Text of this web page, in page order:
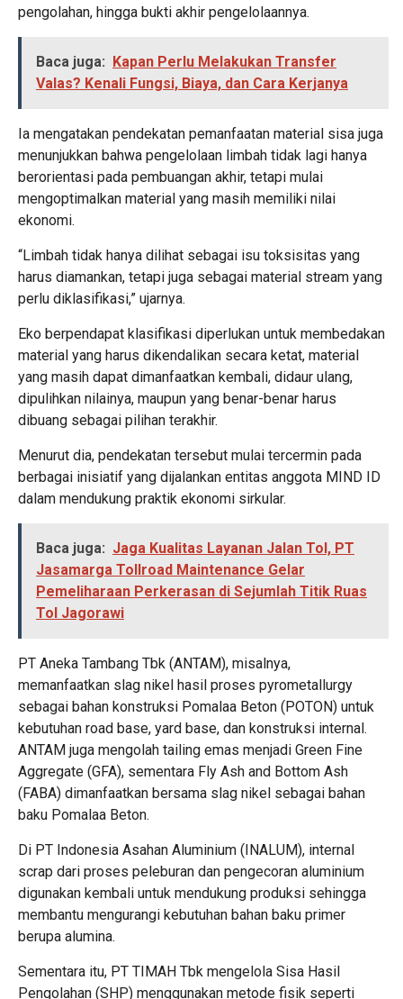
pengolahan, hingga bukti akhir pengelolaannya.
Baca juga: Kapan Perlu Melakukan Transfer
Valas? Kenali Fungsi, Biaya, dan Cara Kerjanya
Ia mengatakan pendekatan pemanfaatan material sisa juga
menunjukkan bahwa pengelolaan limbah tidak lagi hanya
berorientasi pada pembuangan akhir, tetapi mulai
mengoptimalkan material yang masih memiliki nilai
ekonomi.
“Limbah tidak hanya dilihat sebagai isu toksisitas yang
harus diamankan, tetapi juga sebagai material stream yang
perlu diklasifikasi,” ujarnya.
Eko berpendapat klasifikasi diperlukan untuk membedakan
material yang harus dikendalikan secara ketat, material
yang masih dapat dimanfaatkan kembali, didaur ulang,
dipulihkan nilainya, maupun yang benar-benar harus
dibuang sebagai pilihan terakhir.
Menurut dia, pendekatan tersebut mulai tercermin pada
berbagai inisiatif yang dijalankan entitas anggota MIND ID
dalam mendukung praktik ekonomi sirkular.
Baca juga: Jaga Kualitas Layanan Jalan Tol, PT
Jasamarga Tollroad Maintenance Gelar
Pemeliharaan Perkerasan di Sejumlah Titik Ruas
Tol Jagorawi
PT Aneka Tambang Tbk (ANTAM), misalnya,
memanfaatkan slag nikel hasil proses pyrometallurgy
sebagai bahan konstruksi Pomalaa Beton (POTON) untuk
kebutuhan road base, yard base, dan konstruksi internal.
ANTAM juga mengolah tailing emas menjadi Green Fine
Aggregate (GFA), sementara Fly Ash and Bottom Ash
(FABA) dimanfaatkan bersama slag nikel sebagai bahan
baku Pomalaa Beton.
Di PT Indonesia Asahan Aluminium (INALUM), internal
scrap dari proses peleburan dan pengecoran aluminium
digunakan kembali untuk mendukung produksi sehingga
membantu mengurangi kebutuhan bahan baku primer
berupa alumina.
Sementara itu, PT TIMAH Tbk mengelola Sisa Hasil
Pengolahan (SHP) menggunakan metode fisik seperti